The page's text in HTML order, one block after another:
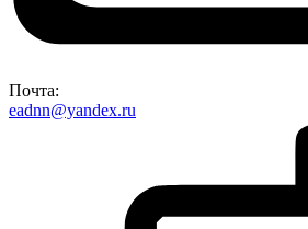
Почта:
eadnn@yandex.ru